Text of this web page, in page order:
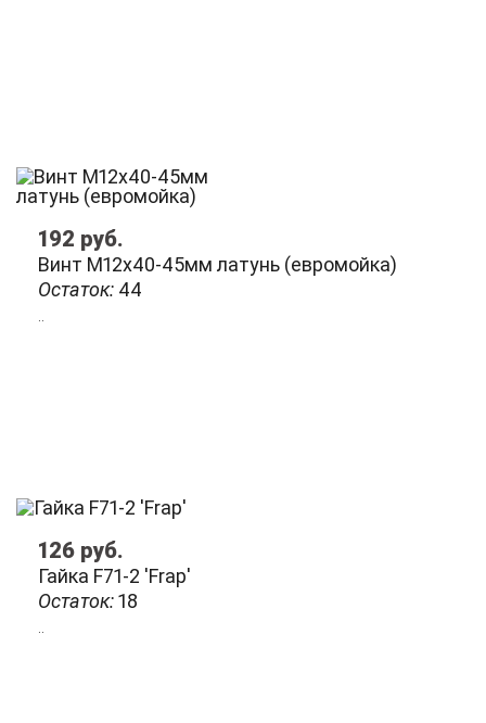
Остаток: 44
Винт М12х40-45мм латунь (евромойка)
192 руб.
Остаток:18
Гайка F71-2 'Frap'
126 руб.